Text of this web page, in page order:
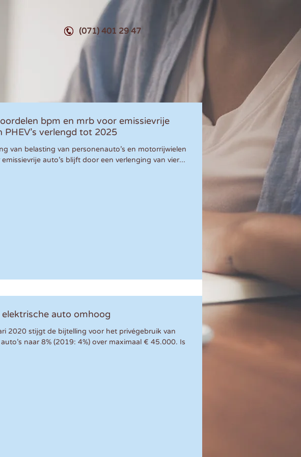
(071) 401 29 47
bpm en mrb voor emissievrije
PHEV’s verlengd tot 2025
van belasting van personenauto’s en motorrijwielen
auto’s blijft door een verlenging van vier...
elektrische auto omhoog
2020 stijgt de bijtelling voor het privégebruik van
naar 8% (2019: 4%) over maximaal € 45.000. Is